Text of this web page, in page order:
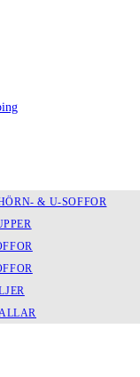
& U-SOFFOR